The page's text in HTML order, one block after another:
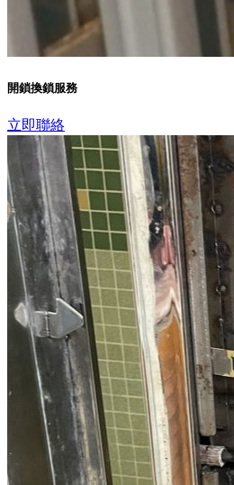
開鎖換鎖服務
立即聯絡